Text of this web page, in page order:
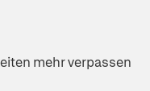
mehr verpassen